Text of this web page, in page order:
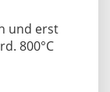
und erst
800°C